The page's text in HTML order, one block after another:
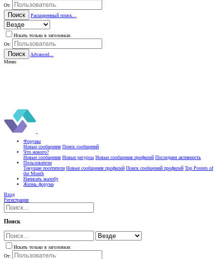
От:
Поиск Расширенный поиск...
Искать только в заголовках
От:
Поиск
Advanced...
Меню
Форумы
Новые сообщения Поиск сообщений
Что нового?
Новые сообщения Новые ресурсы Новые сообщения профилей Последняя активность
Пользователи
Текущие посетители Новые сообщения профилей Поиск сообщений профилей Top Posters of
the Month
Написать жалобу
Жизнь форума
Вход
Регистрация
Поиск
Искать только в заголовках
От: